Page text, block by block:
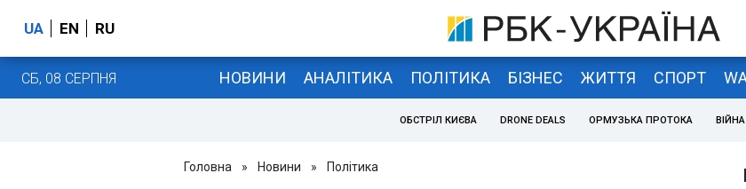
UA EN RU
СБ, 08 СЕРПНЯ НОВИНИ АНАЛІТИКА ПОЛІТИКА БІЗНЕС ЖИТТЯ СПОРТ
ОБСТРІЛ КИЄВА DRONE DEALS ОРМУЗЬКА ПРОТОКА ВІЙНА
Головна » Новини » Політика